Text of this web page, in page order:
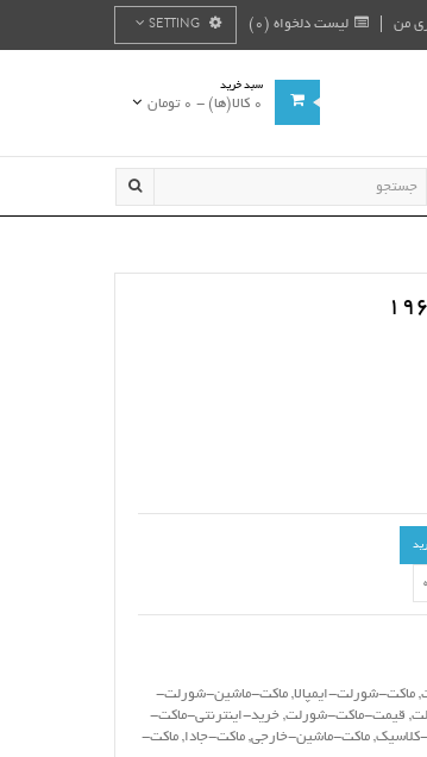
لیست دلخواه (0) من SETTING
سبد خرید
0 کالا(ها) - 0 تومان
,ماکت-شورلت-ایمپالا,ماکت-ماشین-شورلت-
, قیمت-ماکت-شورلت,خرید-اینترنتی-ماکت-
کلاسیک,ماکت-ماشین-خارجی,ماکت-جادا,ماکت-